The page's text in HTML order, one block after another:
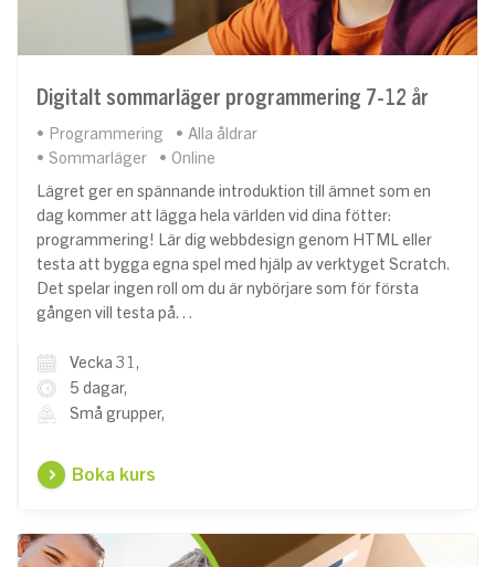
Digitalt sommarläger programmering 7-12 år
Programmering
Alla åldrar
Sommarläger
Online
Lägret ger en spännande introduktion till ämnet som en
dag kommer att lägga hela världen vid dina fötter:
programmering! Lär dig webbdesign genom HTML eller
testa att bygga egna spel med hjälp av verktyget Scratch.
Det spelar ingen roll om du är nybörjare som för första
gången vill testa på…
Vecka 31,
5 dagar,
Små grupper,
Boka kurs